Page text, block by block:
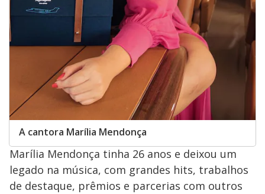
A cantora Marília Mendonça
Marília Mendonça tinha 26 anos e deixou um
legado na música, com grandes hits, trabalhos
de destaque, prêmios e parcerias com outros